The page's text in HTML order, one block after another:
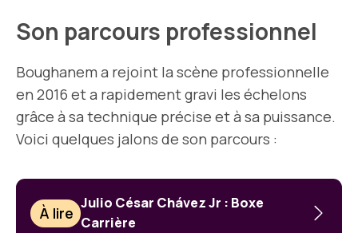
Son parcours professionnel
Boughanem a rejoint la scène professionnelle
en 2016 et a rapidement gravi les échelons
grâce à sa technique précise et à sa puissance.
Voici quelques jalons de son parcours :
À lire
Julio César Chávez Jr : Boxe
Carrière